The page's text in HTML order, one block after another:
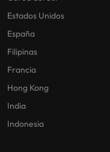
Estados Unidos
España
Filipinas
Francia
Hong Kong
India
Indonesia